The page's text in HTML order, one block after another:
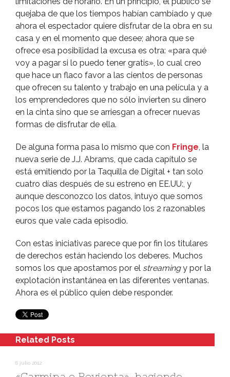
quejaba de que los tiempos habí­an cambiado y que
ahora el espectador quiere disfrutar de la obra en su
casa y en el momento que desee; ahora que se
ofrece esa posibilidad la excusa es otra: «para qué
voy a pagar si lo puedo tener gratis», lo cual creo
que hace un flaco favor a las cientos de personas
que ofrecen su talento y trabajo en una pelí­cula y a
los emprendedores que no sólo invierten su dinero
en la cinta sino que se arriesgan a ofrecer nuevas
formas de disfrutar de ella.
De alguna forma pasa lo mismo que con Fringe, la
nueva serie de J.J. Abrams, que cada capí­tulo se
está emitiendo por la Taquilla de Digital + tan solo
cuatro dí­as después de su estreno en EE.UU:, y
aunque desconozco los datos, intuyo que somos
pocos los que estamos pagando los 2 razonables
euros que vale cada episodio.
Con estas iniciativas parece que por fin los titulares
de derechos están haciendo los deberes. Muchos
somos los que apostamos por el streamingy por la
explotación instantánea en las diferentes ventanas.
Ahora es el público quien debe responder.
Related Posts
6 julio 2012